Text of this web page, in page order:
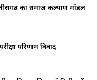
का समाज कल्याण मॉडल
परिणाम विवाद